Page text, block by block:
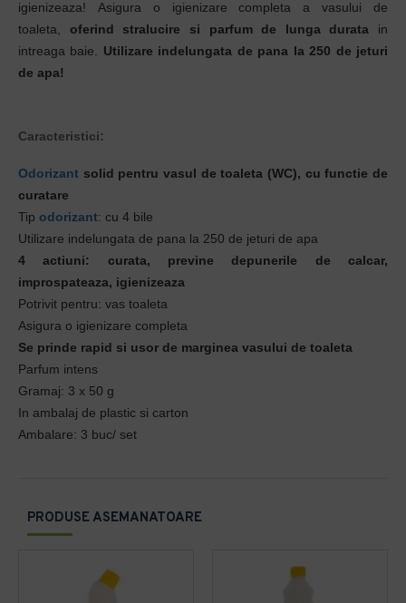
PRODUSE ASEMANATOARE
igienizeaza! Asigura o igienizare completa a vasului de
toaleta, oferind stralucire si parfum de lunga durata
in
intreaga baie.
Utilizare indelungata de pana la 250 de jeturi
de apa!
Caracteristici:
Odorizant solid pentru vasul de toaleta (WC), cu functie de
curatare
Tip odorizant: cu 4 bile
Utilizare indelungata de pana la 250 de jeturi de apa
4 actiuni: curata, previne depunerile de calcar,
improspateaza, igienizeaza
Potrivit pentru: vas toaleta
Asigura o igienizare completa
Se prinde rapid si usor de marginea vasului de toaleta
Parfum intens
Gramaj: 3 x 50 g
In ambalaj de plastic si carton
Ambalare: 3 buc/ set